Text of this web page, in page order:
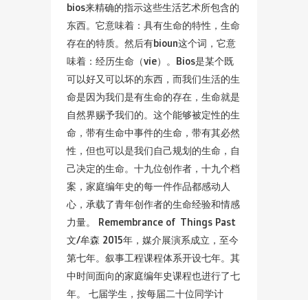
bios来精确的指示这些生活艺术所包含的
东西。它意味着：具有生命的特性，生命
存在的特质。然后有bioun这个词，它意
味着：经历生命（vie）。Bios是某个既
可以好又可以坏的东西，而我们生活的生
命是因为我们是有生命的存在，生命就是
自然界赐予我们的。这个能够被定性的生
命，带有生命中事件的生命，带有其必然
性，但也可以是我们自己规划的生命，自
己决定的生命。十九位创作者，十九个档
案，家庭编年史的每一件作品都感动人
心，承载了青年创作者的生命经验和情感
力量。 Remembrance of Things Past
文/牟森 2015年，媒介展演系成立，至今
第七年。叙事工程课程体系开设七年。其
中时间面向的家庭编年史课程也进行了七
年。 七届学生，按每届二十位同学计